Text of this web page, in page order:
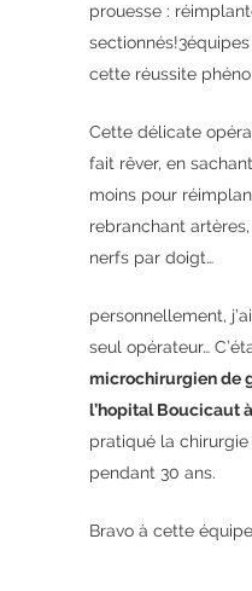
prouesse :
cette réussite
Cette délicate
fait rêver, en
moins pour
rebranchant
nerfs par doigt…
personnellement,
seul opérateur…
microchirurgien de
l’hopital Boucicaut
pratiqué la
pendant 30 ans.
Bravo à cette